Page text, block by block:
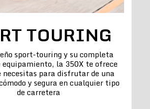
TOURING
sport-touring y su completa
equipamiento, la 350X te ofrece
necesitas para disfrutar de una
y segura en cualquier tipo
de carretera